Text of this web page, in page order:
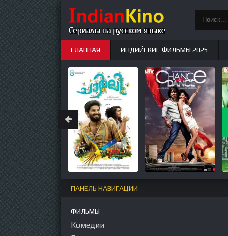
ПАНЕЛЬ НАВИГАЦИИ
ФИЛЬМЫ
Комедии
ГЛАВНАЯ ИНДИЙСКИЕ ФИЛЬМЫ 2025
ИНДИЙСКИЕ СЕРИАЛЫ НОВЫЕ